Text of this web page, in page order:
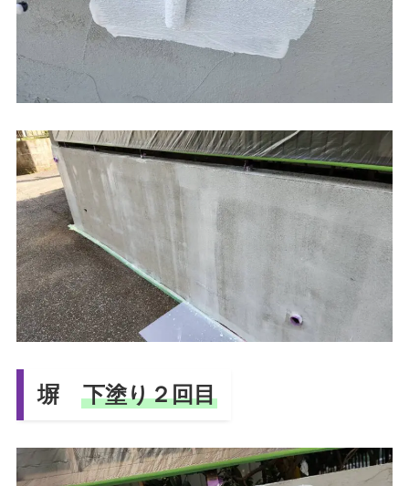
塀 下塗り２回目